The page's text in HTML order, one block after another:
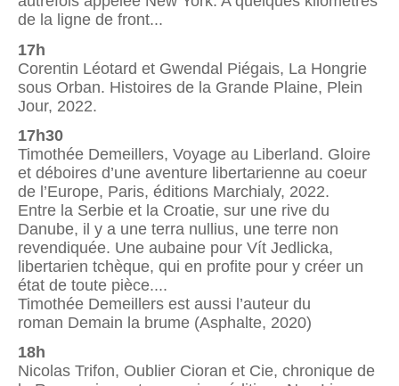
de la ligne de front...
17h
Corentin Léotard et Gwendal Piégais, La Hongrie
sous Orban. Histoires de la Grande Plaine, Plein
Jour, 2022.
17h30
Timothée Demeillers, Voyage au Liberland. Gloire
et déboires d’une aventure libertarienne au coeur
de l’Europe, Paris, éditions Marchialy, 2022.
Entre la Serbie et la Croatie, sur une rive du
Danube, il y a une terra nullius, une terre non
revendiquée. Une aubaine pour Vít Jedlicka,
libertarien tchèque, qui en profite pour y créer un
état de toute pièce....
Timothée Demeillers est aussi l’auteur du
roman Demain la brume (Asphalte, 2020)
18h
Nicolas Trifon, Oublier Cioran et Cie, chronique de